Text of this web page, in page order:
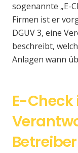
sogenannte „E-
Firmen ist er
DGUV 3, eine
beschreibt,
Anlagen wann
E-Check